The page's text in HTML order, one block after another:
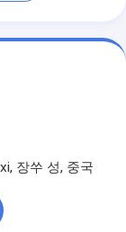
장쑤 성, 중국